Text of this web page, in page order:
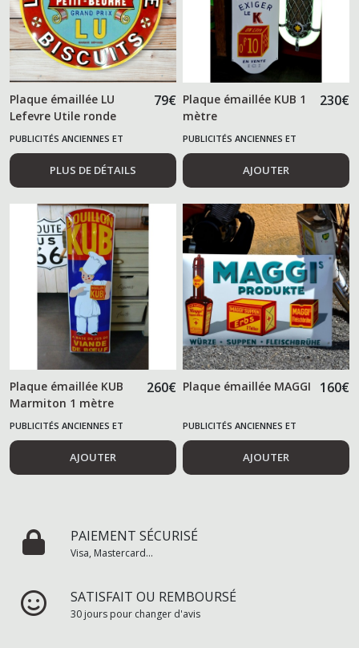
Plaque émaillée LU
Lefevre Utile ronde
79€
PUBLICITÉS ANCIENNES ET
ALIMENTAIRES
PLUS DE DÉTAILS
Plaque émaillée KUB 1
mètre
230€
PUBLICITÉS ANCIENNES ET
ALIMENTAIRES
AJOUTER
Plaque émaillée KUB
Marmiton 1 mètre
260€
PUBLICITÉS ANCIENNES ET
ALIMENTAIRES
AJOUTER
Plaque émaillée MAGGI 160€
PUBLICITÉS ANCIENNES ET
ALIMENTAIRES
AJOUTER
PAIEMENT SÉCURISÉ
Visa, Mastercard...
SATISFAIT OU REMBOURSÉ
30 jours pour changer d'avis